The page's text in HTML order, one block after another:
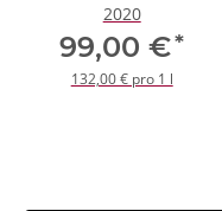
2020
99,00 €*
132,00 € pro 1 l